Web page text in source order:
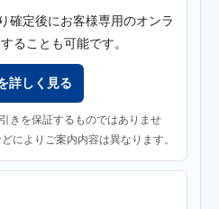
確定後にお客様専用のオンラ
ることも可能です。
詳しく見る
きを保証するものではありませ
によりご案内内容は異なります。